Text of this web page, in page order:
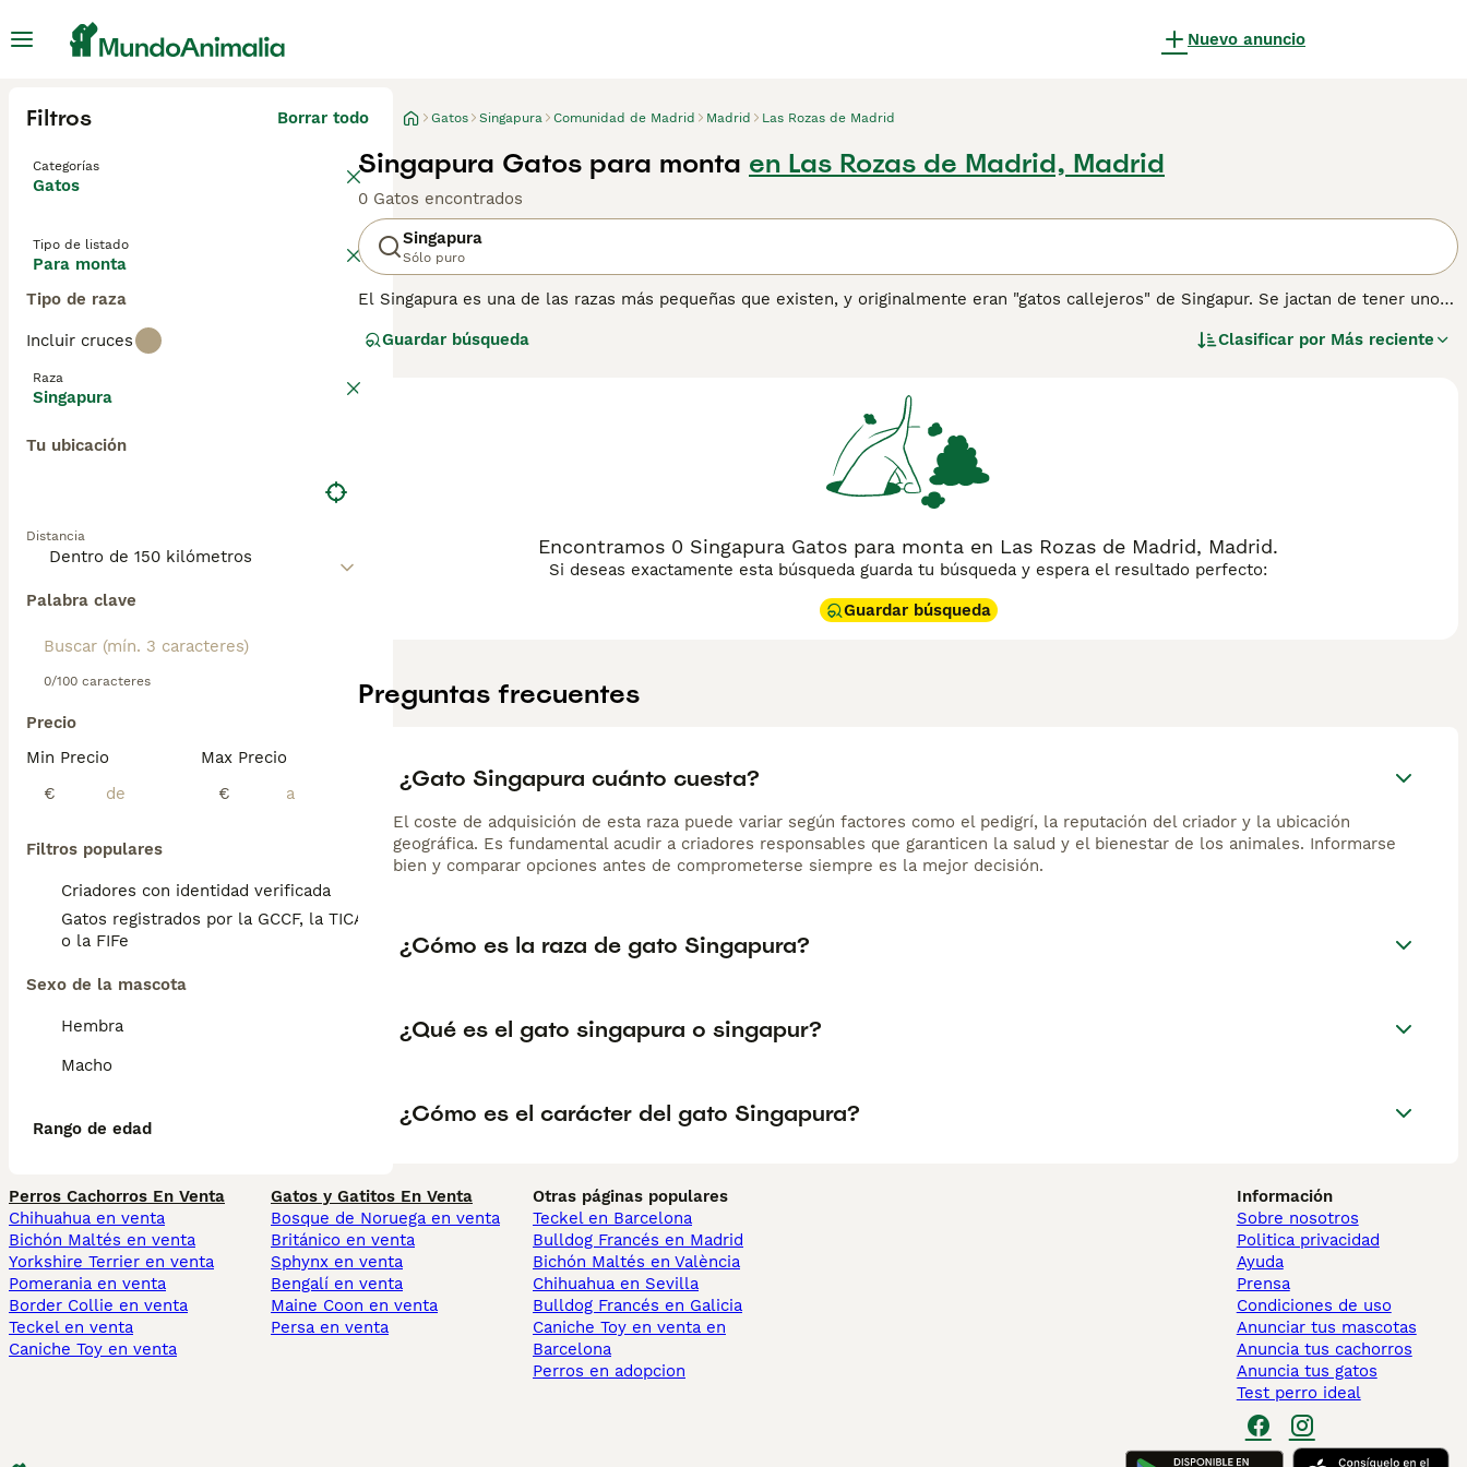
Nuevo anuncio
Filtros Borrar todo
Categorías
Gatos
Tipo de listado
Para monta
Tipo de raza
Incluir cruces
Raza
Singapura
Tu ubicación
Distancia
Palabra clave
0/100 caracteres
Precio
Min Precio
€
Max Precio
€
Filtros populares
Criadores con identidad verificada
Gatos registrados por la GCCF, la TICA
o la FIFe
Sexo de la mascota
Hembra
Macho
Rango de edad
Gatos Singapura Comunidad de Madrid Madrid Las Rozas de Madrid
Singapura Gatos para monta en Las Rozas de Madrid, Madrid
0 Gatos encontrados
Singapura
Sólo puro
El Singapura es una de las razas más pequeñas que existen, y originalmente eran "gatos callejeros" de Singapur. Se jactan de tener unos
camino en los corazones y hogares de muchos, no solo por ser adorables, sino también por tener una naturaleza alerta, activa y amorosa
información sobre esta raza de gato.
Guardar búsqueda Clasificar por Más reciente
Encontramos 0 Singapura Gatos para monta en Las Rozas de Madrid, Madrid.
Si deseas exactamente esta búsqueda guarda tu búsqueda y espera el resultado perfecto:
Guardar búsqueda
Preguntas frecuentes
¿Gato Singapura cuánto cuesta?
El coste de adquisición de esta raza puede variar según factores como el pedigrí, la reputación del criador y la ubicación
geográfica. Es fundamental acudir a criadores responsables que garanticen la salud y el bienestar de los animales. Informarse
bien y comparar opciones antes de comprometerse siempre es la mejor decisión.
¿Cómo es la raza de gato Singapura?
¿Qué es el gato singapura o singapur?
¿Cómo es el carácter del gato Singapura?
Perros Cachorros En Venta
Chihuahua en venta
Bichón Maltés en venta
Yorkshire Terrier en venta
Pomerania en venta
Border Collie en venta
Teckel en venta
Caniche Toy en venta
Gatos y Gatitos En Venta
Bosque de Noruega en venta
Británico en venta
Sphynx en venta
Bengalí en venta
Maine Coon en venta
Persa en venta
Otras páginas populares
Teckel en Barcelona
Bulldog Francés en Madrid
Bichón Maltés en València
Chihuahua en Sevilla
Bulldog Francés en Galicia
Caniche Toy en venta en
Barcelona
Perros en adopcion
Información
Sobre nosotros
Politica privacidad
Ayuda
Prensa
Condiciones de uso
Anunciar tus mascotas
Anuncia tus cachorros
Anuncia tus gatos
Test perro ideal